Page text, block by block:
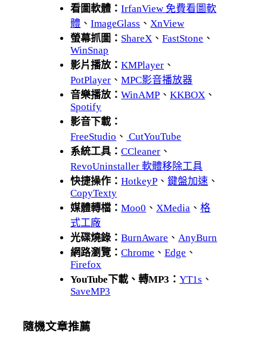
看圖軟體：IrfanView 免費看圖軟
體 、ImageGlass 、 XnView
螢幕抓圖： ShareX 、FastStone 、
WinSnap
影片播放：KMPlayer 、
PotPlayer 、MPC影音播放器
音樂播放：WinAMP 、KKBOX 、
Spotify
影音下載：
FreeStudio 、 CutYouTube
系統工具：CCleaner 、
RevoUninstaller 軟體移除工具
快捷操作：HotkeyP 、鍵盤加速 、
CopyTexty
媒體轉檔：Moo0 、 XMedia 、格
式工廠
光碟燒錄：BurnAware 、 AnyBurn
網路瀏覽：Chrome 、Edge 、
Firefox
YouTube下載、轉MP3：YT1s 、
SaveMP3
隨機文章推薦